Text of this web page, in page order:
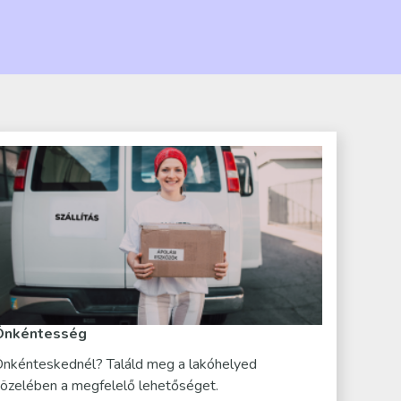
Találd meg a lakóhelyed
a megfelelő lehetőséget.